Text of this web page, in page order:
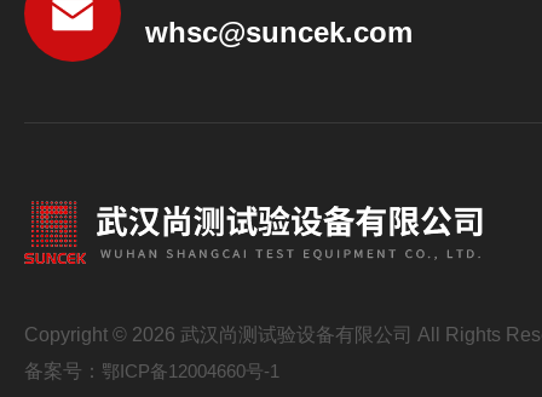
whsc@suncek.com
Copyright © 2026 武汉尚测试验设备有限公司 All Rights
备案号： 鄂ICP备12004660号-1